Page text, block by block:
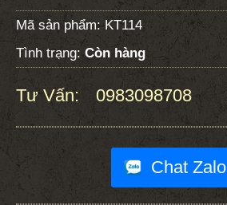
Mã sản phẩm: KT114
Tình trạng: Còn hàng
Tư Vấn: 0983098708
Chat Zalo